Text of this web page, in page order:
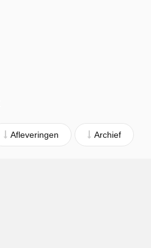
Afleveringen Archief